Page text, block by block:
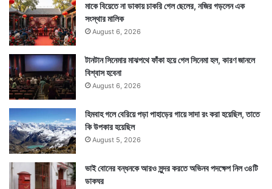
মাকে বিয়েতে না ডাকায় চাকরি গেল ছেলের, নজির গড়লেন এক
সংস্থার মালিক
August 6, 2026
টানটান সিনেমার মাঝপথে ফাঁকা হয়ে গেল সিনেমা হল, কারণ জানলে
বিশ্বাস হবেনা
August 6, 2026
হিমবাহ গলে বেরিয়ে পড়া পাহাড়ের গায়ে সাদা রং করা হয়েছিল, তাতে
কি উপকার হয়েছিল
August 5, 2026
ভাই বোনের বন্ধনকে আরও সুন্দর করতে অভিনব পদক্ষেপ নিল ৩৪টি
ডাকঘর